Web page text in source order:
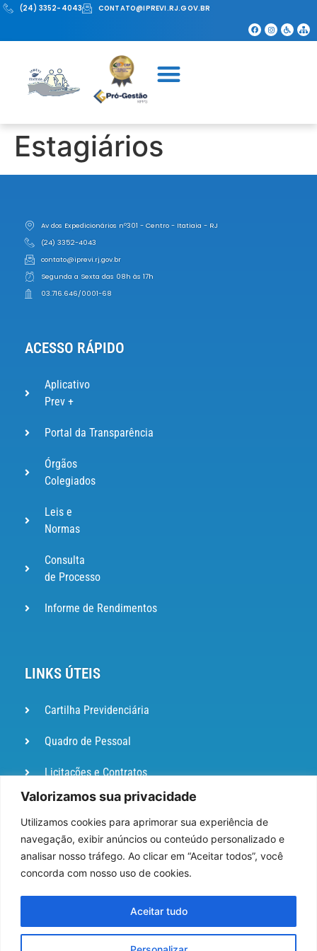
Valorizamos sua privacidade
Utilizamos cookies para aprimorar sua experiência de
navegação, exibir anúncios ou conteúdo personalizado e
analisar nosso tráfego. Ao clicar em “Aceitar todos”, você
concorda com nosso uso de cookies.
Aceitar tudo
(24) 3352-4043 CONTATO@IPREVI.RJ.GOV.BR
Estagiários
Av dos Expedicionários nº301 - Centro - Itatiaia - RJ
(24) 3352-4043
contato@iprevi.rj.gov.br
Segunda a Sexta das 08h às 17h
03.716.646/0001-68
ACESSO RÁPIDO
Aplicativo
Prev +
Portal da Transparência
Órgãos
Colegiados
Leis e
Normas
Consulta
de Processo
Informe de Rendimentos
LINKS ÚTEIS
Cartilha Previdenciária
Quadro de Pessoal
Licitações e Contratos
Portal de
Ouvidoria
DIÁRIO
OFICIAL
Pesquisa de Satisfação
Webmail